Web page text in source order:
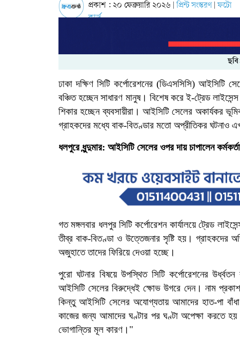
প্রকাশ : ২০ ফেব্রুয়ারি ২০২৬ প্রিন্ট সংস্করণ ফটো
কার্ড
ঢাকা দক্ষিণ সিটি কর্পোরেশনের (ডিএসসিসি)
বঞ্চিত হচ্ছেন সাধারণ মানুষ। বিশেষ করে ই-ট্রেড
শিকার হচ্ছেন ব্যবসায়ীরা। আইসিটি সেলের অকার্যকর
গ্রাহকদের মধ্যে বাক-বিতণ্ডার মতো অপ্রীতিকর ঘটনাও
ধলপুরে ধুন্দুমার: আইসিটি সেলের ওপর দায় চাপালেন
গত মঙ্গলবার ধলপুর সিটি কর্পোরেশন কার্যালয়ে ট্রেড
তীব্র বাক-বিতণ্ডা ও উত্তেজনার সৃষ্টি হয়।
অজুহাতে তাদের ফিরিয়ে দেওয়া হচ্ছে।
পুরো ঘটনার বিষয়ে উপস্থিত সিটি কর্পোরেশনের উর্ধ্বতন
আইসিটি সেলের বিরুদ্ধেই ক্ষোভ উগরে দেন। নাম
কিন্তু আইসিটি সেলের অযোগ্যতায় আমাদের হাত-পা
কাজের জন্য আমাদের ঘণ্টার পর ঘণ্টা অপেক্ষা করতে
ভোগান্তির মূল কারণ।"